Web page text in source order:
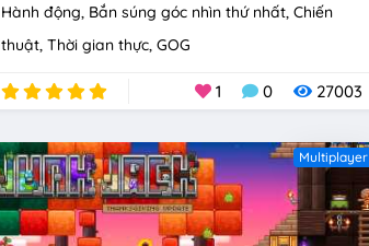
Hành động Bắn súng góc nhìn thứ nhất Chiến
thuật Thời gian thực GOG
1 0 27003
Multiplayer